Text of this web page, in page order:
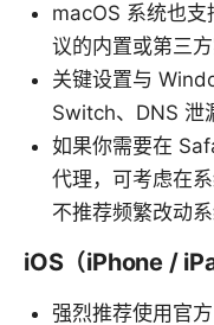
macOS 系统也
议的内置或第三方
关键设置与
Switch、DNS 泄
如果你需要在
代理，可考虑在
不推荐频繁改动系
iOS（iPhone /
强烈推荐使用官